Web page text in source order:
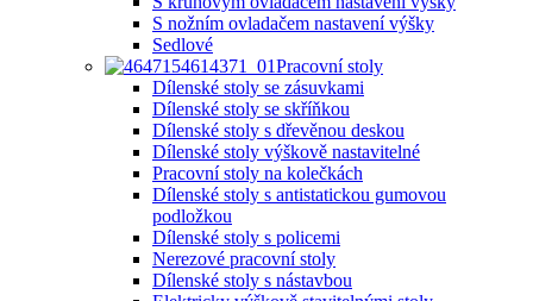
S nožním ovladačem nastavení výšky
Sedlové
Pracovní stoly
Dílenské stoly se zásuvkami
Dílenské stoly se skříňkou
Dílenské stoly s dřevěnou deskou
Dílenské stoly výškově nastavitelné
Pracovní stoly na kolečkách
Dílenské stoly s antistatickou gumovou
podložkou
Dílenské stoly s policemi
Nerezové pracovní stoly
Dílenské stoly s nástavbou